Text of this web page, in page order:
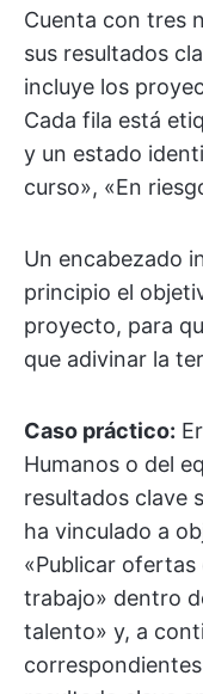
Cuenta con tres
sus resultados
incluye los
Cada fila está
y un estado
curso», «En
Un encabezado
principio el
proyecto, para
que adivinar la
Caso práctico:
Humanos o del
resultados clave
ha vinculado a
«Publicar
trabajo» dentro
talento» y, a